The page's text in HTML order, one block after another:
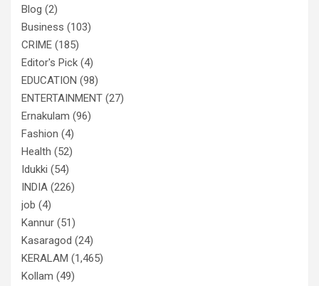
Blog (2)
Business (103)
CRIME (185)
Editor's Pick (4)
EDUCATION (98)
ENTERTAINMENT (27)
Ernakulam (96)
Fashion (4)
Health (52)
Idukki (54)
INDIA (226)
job (4)
Kannur (51)
Kasaragod (24)
KERALAM (1,465)
Kollam (49)